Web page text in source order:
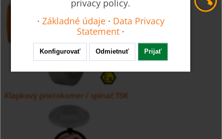
Klapkový prietokomer / spínač TSK
privacy policy.
· Základné údaje · Data Privacy
Statement ·
Konfigurovať Odmietnuť Prijať